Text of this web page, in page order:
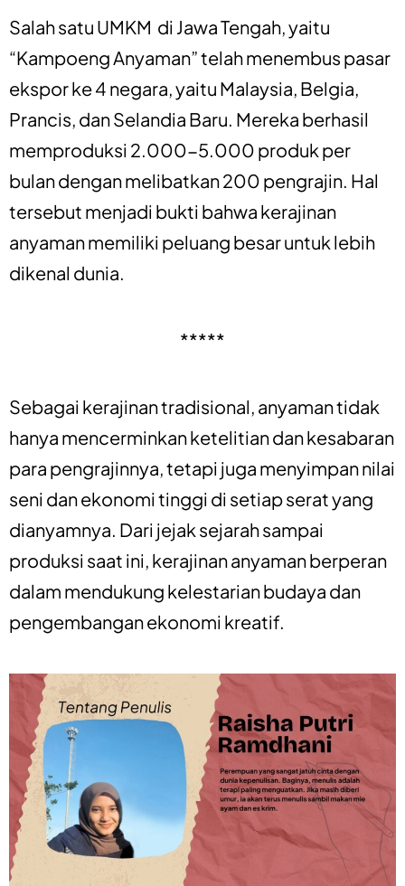
Salah satu UMKM di Jawa Tengah, yaitu
“Kampoeng Anyaman” telah menembus pasar
ekspor ke 4 negara, yaitu Malaysia, Belgia,
Prancis, dan Selandia Baru. Mereka berhasil
memproduksi 2.000-5.000 produk per
bulan dengan melibatkan 200 pengrajin. Hal
tersebut menjadi bukti bahwa kerajinan
anyaman memiliki peluang besar untuk lebih
dikenal dunia.
*****
Sebagai kerajinan tradisional, anyaman tidak
hanya mencerminkan ketelitian dan kesabaran
para pengrajinnya, tetapi juga menyimpan nilai
seni dan ekonomi tinggi di setiap serat yang
dianyamnya. Dari jejak sejarah sampai
produksi saat ini, kerajinan anyaman berperan
dalam mendukung kelestarian budaya dan
pengembangan ekonomi kreatif.